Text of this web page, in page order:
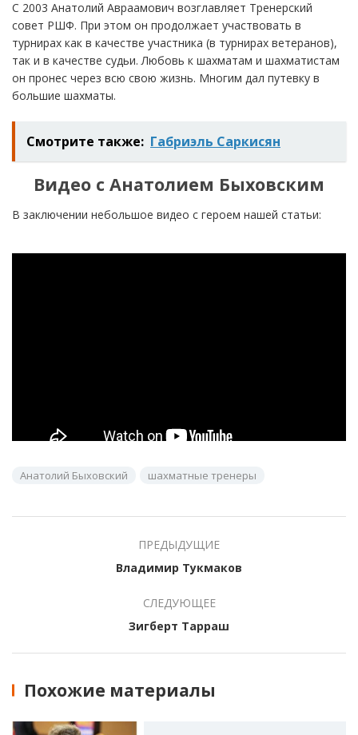
С 2003 Анатолий Авраамович возглавляет Тренерский
совет РШФ. При этом он продолжает участвовать в
турнирах как в качестве участника (в турнирах ветеранов),
так и в качестве судьи. Любовь к шахматам и шахматистам
он пронес через всю свою жизнь. Многим дал путевку в
большие шахматы.
Смотрите также: Габриэль Саркисян
Видео с Анатолием Быховским
В заключении небольшое видео с героем нашей статьи:
Анатолий Быховский шахматные тренеры
ПРЕДЫДУЩИЕ
Владимир Тукмаков
СЛЕДУЮЩЕЕ
Зигберт Тарраш
Похожие материалы